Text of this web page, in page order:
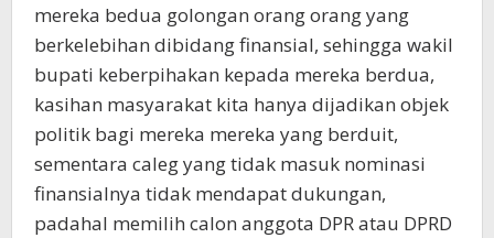
mereka bedua golongan orang orang yang
berkelebihan dibidang finansial, sehingga wakil
bupati keberpihakan kepada mereka berdua,
kasihan masyarakat kita hanya dijadikan objek
politik bagi mereka mereka yang berduit,
sementara caleg yang tidak masuk nominasi
finansialnya tidak mendapat dukungan,
padahal memilih calon anggota DPR atau DPRD